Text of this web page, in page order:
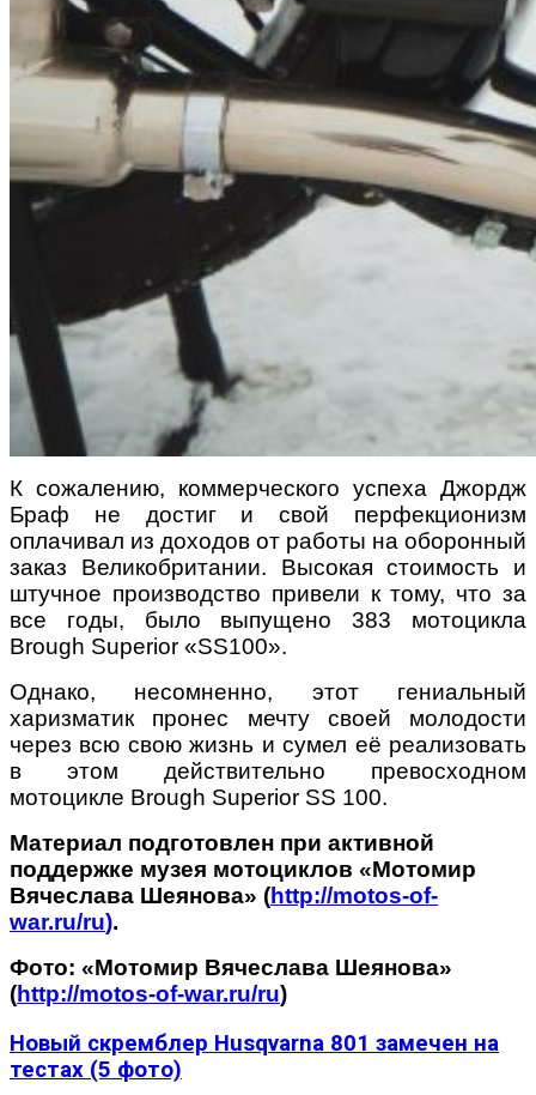
К сожалению, коммерческого успеха Джордж
Браф не достиг и свой перфекционизм
оплачивал из доходов от работы на оборонный
заказ Великобритании. Высокая стоимость и
штучное производство привели к тому, что за
все годы, было выпущено 383 мотоцикла
Brough Superior «SS100».
Однако, несомненно, этот гениальный
харизматик пронес мечту своей молодости
через всю свою жизнь и сумел её реализовать
в этом действительно превосходном
мотоцикле Brough Superior SS 100.
Материал подготовлен при активной
поддержке музея мотоциклов «Мотомир
Вячеслава Шеянова» (http://motos-of-
war.ru/ru).
Фото: «Мотомир Вячеслава Шеянова»
(http://motos-of-war.ru/ru)
Новый скремблер Husqvarna 801 замечен на
тестах (5 фото)